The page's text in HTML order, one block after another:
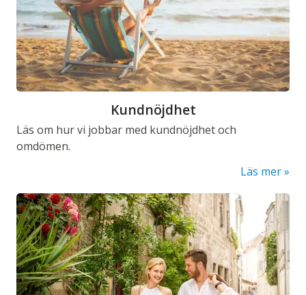
Kundnöjdhet
Läs om hur vi jobbar med kundnöjdhet och
omdömen.
Läs mer